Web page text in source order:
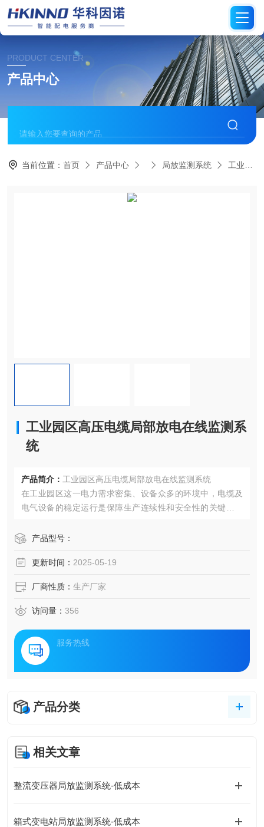
PRODUCT CENTER
产品中心
当前位置：首页 产品中心 局放监测系统 工业园区高压电缆局部放电在线监测系统
工业园区高压电缆局部放电在线监测系
统
产品简介： 工业园区高压电缆局部放电在线监测系统
在工业园区这一电力需求密集、设备众多的环境中，电缆及
电气设备的稳定运行是保障生产连续性和安全性的关键。局
其有效监测对于预防故障、延长设备寿命至关重要。因此，
成为了提升工业电力安全水平的重要手段。
产品型号：
更新时间： 2025-05-19
厂商性质： 生产厂家
访问量： 356
服务热线
产品分类
相关文章
整流变压器局放监测系统-低成本
箱式变电站局放监测系统-低成本